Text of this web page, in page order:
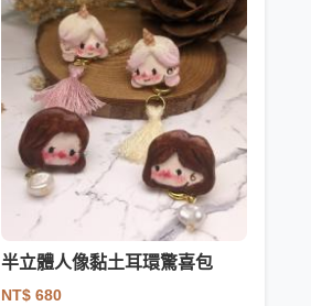
半立體人像黏土耳環驚喜包
NT$ 680